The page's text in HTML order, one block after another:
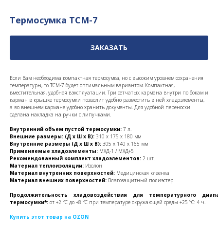
Термосумка ТСМ-7
ЗАКАЗАТЬ
Если Вам необходима компактная термосумка, но с высоким уровнем сохранения
температуры, то ТСМ-7 будет оптимальным вариантом. Компактная,
вместительная, удобная вэксплуатации. Три сетчатых кармана внутри по бокам и
карман в крышке термосумки позволит удобно разместить в ней хладоэлементы,
а во внешнем кармане удобно хранить документы. Для удобной переноски
сделана накладка на ручки с липучками.
Внутренний объем пустой термосумки: 7 л.
Внешние размеры: (Д х Ш х В): 310 x 175 x 180 мм
Внутренние размеры (Д х Ш х В): 305 х 140 х 165 мм
Применяемые хладоэлементы: МХД-1 / МХД+5
Рекомендованный комплект хладоэлементов: 2 шт.
Материал теплоизоляции: Изолон
Материал внутренних поверхностей: Медицинская клеенка
Материал внешних поверхностей: Влагозащитный полиэстер
Продолжительность хладовоздействия для температурного
термосумки*: от +2 °С до +8 °С при температуре окружающей среды +25 °С: 4 ч.
Купить этот товар на OZON